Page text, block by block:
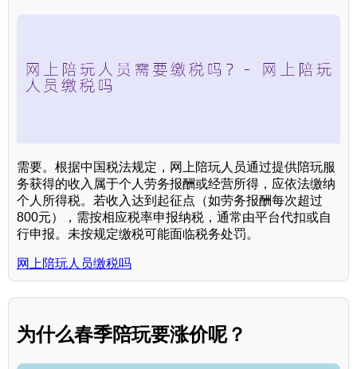
需要。根据中国税法规定，网上陪玩人员通过提供陪玩服
务获得的收入属于个人劳务报酬或经营所得，应依法缴纳
个人所得税。若收入达到起征点（如劳务报酬每次超过
800元），需按相应税率申报纳税，通常由平台代扣或自
行申报。未按规定缴税可能面临税务处罚。
网上陪玩人员缴税吗
为什么春季陪玩要涨价呢？